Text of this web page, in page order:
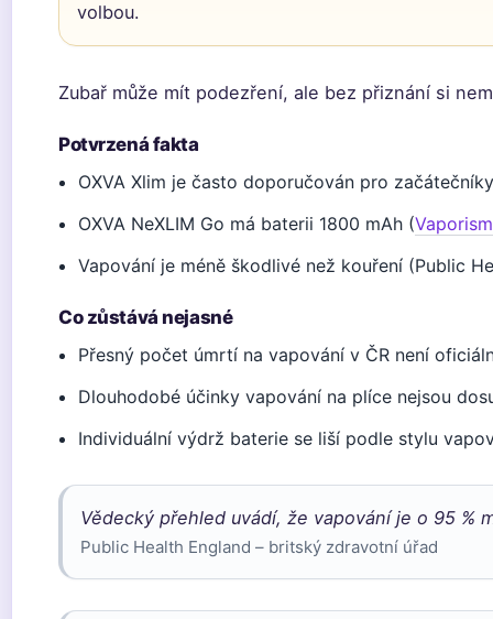
volbou.
Zubař může mít podezření, ale bez přiznání si
Potvrzená fakta
OXVA Xlim je často doporučován pro
OXVA NeXLIM Go má baterii 1800 mAh (
Vapování je méně škodlivé než kouření (Public
Co zůstává nejasné
Přesný počet úmrtí na vapování v ČR není
Dlouhodobé účinky vapování na plíce nejsou
Individuální výdrž baterie se liší podle stylu
Vědecký přehled uvádí, že vapování je o 95 %
Public Health England – britský zdravotní úřad